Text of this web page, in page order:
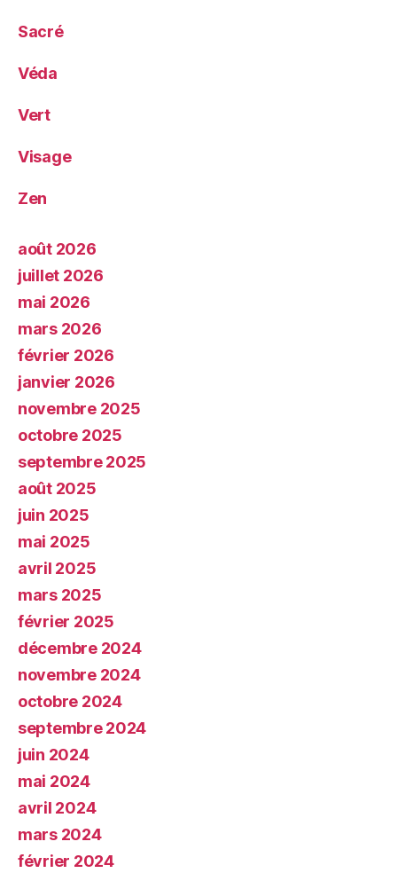
Sacré
Véda
Vert
Visage
Zen
août 2026
juillet 2026
mai 2026
mars 2026
février 2026
janvier 2026
novembre 2025
octobre 2025
septembre 2025
août 2025
juin 2025
mai 2025
avril 2025
mars 2025
février 2025
décembre 2024
novembre 2024
octobre 2024
septembre 2024
juin 2024
mai 2024
avril 2024
mars 2024
février 2024